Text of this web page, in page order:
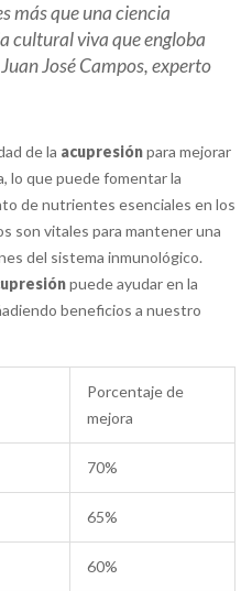
más que una ciencia
cultural viva que engloba
José Campos, experto
de la acupresiónpara mejorar
lo que puede fomentar la
de nutrientes esenciales en los
son vitales para mantener una
del sistema inmunológico.
puede ayudar en la
beneficios a nuestro
Porcentaje de
mejora
70%
65%
60%